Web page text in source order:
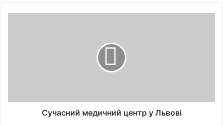
Сучасний медичний центр у Львові